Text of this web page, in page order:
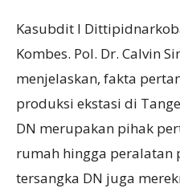
Kasubdit I
Kombes. Pol. Dr. Calvin
menjelaskan, fakta
produksi ekstasi di
DN merupakan pihak
rumah hingga peralatan
tersangka DN juga